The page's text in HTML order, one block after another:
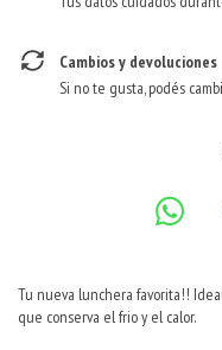
Cambios y devoluciones
Si no te gusta, podés
Tu nueva lunchera favorita!!
que conserva el frio y el calor.